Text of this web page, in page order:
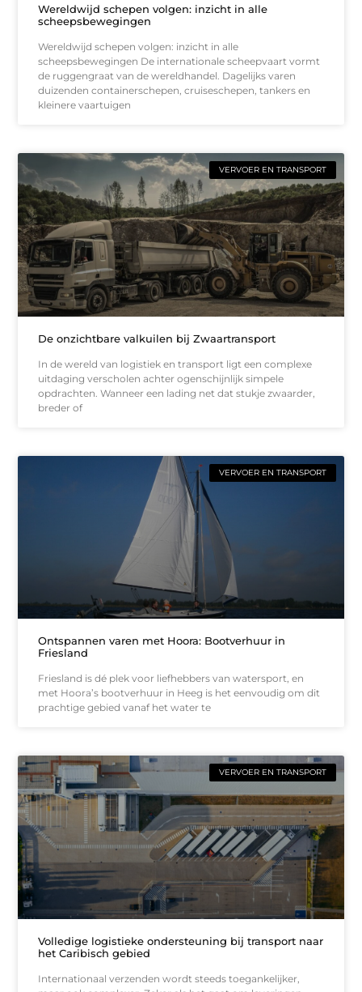
Wereldwijd schepen volgen: inzicht in alle
scheepsbewegingen
Wereldwijd schepen volgen: inzicht in alle
scheepsbewegingen De internationale scheepvaart vormt
de ruggengraat van de wereldhandel. Dagelijks varen
duizenden containerschepen, cruiseschepen, tankers en
kleinere vaartuigen
VERVOER EN TRANSPORT
De onzichtbare valkuilen bij Zwaartransport
In de wereld van logistiek en transport ligt een complexe
uitdaging verscholen achter ogenschijnlijk simpele
opdrachten. Wanneer een lading net dat stukje zwaarder,
breder of
VERVOER EN TRANSPORT
Ontspannen varen met Hoora: Bootverhuur in
Friesland
Friesland is dé plek voor liefhebbers van watersport, en
met Hoora’s bootverhuur in Heeg is het eenvoudig om dit
prachtige gebied vanaf het water te
VERVOER EN TRANSPORT
Volledige logistieke ondersteuning bij transport naar
het Caribisch gebied
Internationaal verzenden wordt steeds toegankelijker,